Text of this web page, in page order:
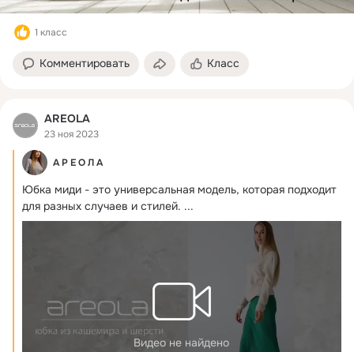
1 класс
Комментировать Класс
AREOLA
23 ноя 2023
А Р Е О Л А
Юбка миди - это универсальная модель, которая подходит
для разных случаев и стилей. ...
Видео не найдено